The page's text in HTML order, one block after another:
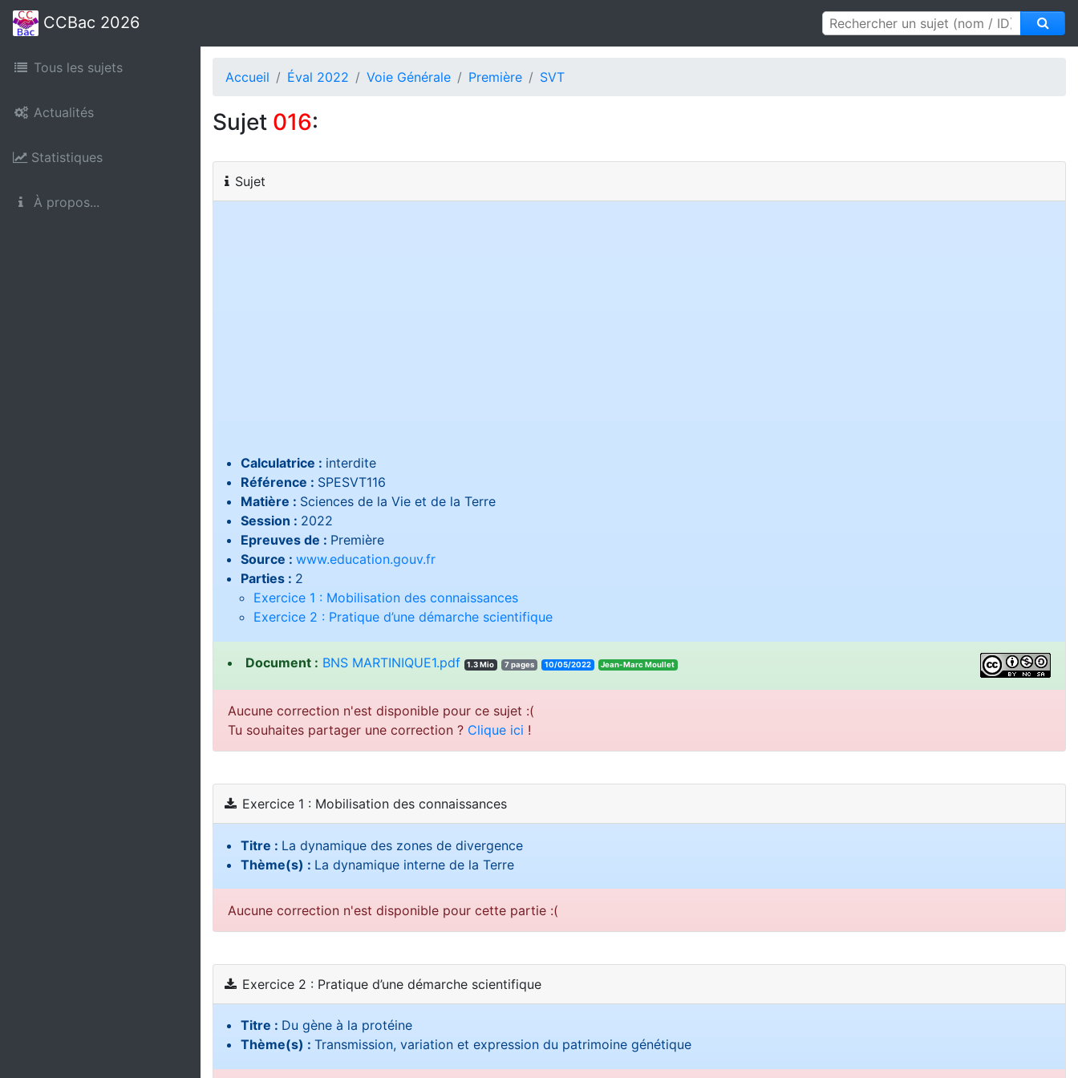
CCBac 2026
Tous les sujets
Actualités
Statistiques
À propos...
Accueil Éval 2022 Voie Générale Première SVT
Sujet 016:
Sujet
Calculatrice : interdite
Référence : SPESVT116
Matière : Sciences de la Vie et de la Terre
Session : 2022
Epreuves de : Première
Source : www.education.gouv.fr
Parties : 2
Exercice 1 : Mobilisation des connaissances
Exercice 2 : Pratique d’une démarche scientifique
Document : BNS MARTINIQUE1.pdf 1.3 Mio 7 pages 10/05/2022 telluoM craM-naeJ
Aucune correction n'est disponible pour ce sujet :(
Tu souhaites partager une correction ? Clique ici !
Exercice 1 : Mobilisation des connaissances
Titre : La dynamique des zones de divergence
Thème(s) : La dynamique interne de la Terre
Aucune correction n'est disponible pour cette partie :(
Exercice 2 : Pratique d’une démarche scientifique
Titre : Du gène à la protéine
Thème(s) : Transmission, variation et expression du patrimoine génétique